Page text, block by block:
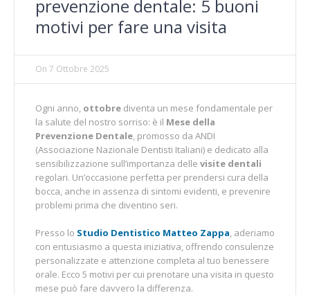
prevenzione dentale: 5 buoni
motivi per fare una visita
On 7 Ottobre 2025
Ogni anno, ottobre diventa un mese fondamentale per
la salute del nostro sorriso: è il Mese della
Prevenzione Dentale , promosso da ANDI
(Associazione Nazionale Dentisti Italiani) e dedicato alla
sensibilizzazione sull’importanza delle visite dentali
regolari. Un’occasione perfetta per prendersi cura della
bocca, anche in assenza di sintomi evidenti, e prevenire
problemi prima che diventino seri.
Presso lo Studio Dentistico Matteo Zappa , aderiamo
con entusiasmo a questa iniziativa, offrendo consulenze
personalizzate e attenzione completa al tuo benessere
orale. Ecco 5 motivi per cui prenotare una visita in questo
mese può fare davvero la differenza.